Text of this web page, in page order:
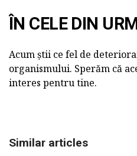
ÎN CELE DIN
Acum știi ce fel de
organismului. Sperăm că
interes pentru tine.
Similar articles